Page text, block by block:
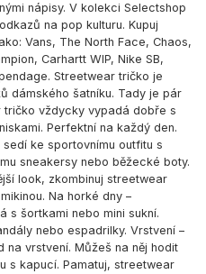
nápisy. V kolekci Selectshop
na pop kulturu. Kupuj
Vans, The North Face, Chaos,
, Carhartt WIP, Nike SB,
. Streetwear tričko je
dámského šatníku. Tady je pár
tričko vždycky vypadá dobře s
Perfektní na každý den.
ke sportovnímu outfitu s
sneakersy nebo běžecké boty.
look, zkombinuj streetwear
Na horké dny –
s šortkami nebo mini sukní.
nebo espadrilky. Vrstvení –
vrstvení. Můžeš na něj hodit
s kapucí. Pamatuj, streetwear